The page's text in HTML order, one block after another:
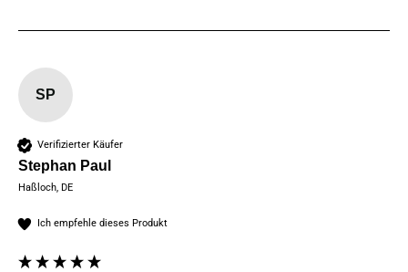
SP
Verifizierter Käufer
Stephan Paul
Haßloch, DE
Ich empfehle dieses Produkt